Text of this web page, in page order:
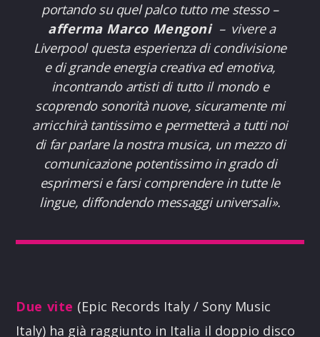
portando su quel palco tutto me stesso –
afferma Marco Mengoni – vivere a
Liverpool questa esperienza di condivisione
e di grande energia creativa ed emotiva,
incontrando artisti di tutto il mondo e
scoprendo sonorità nuove, sicuramente mi
arricchirà tantissimo e permetterà a tutti noi
di far parlare la nostra musica, un mezzo di
comunicazione potentissimo in grado di
esprimersi e farsi comprendere in tutte le
lingue, diffondendo messaggi universali».
Due vite (Epic Records Italy / Sony Music
Italy) ha già raggiunto in Italia il doppio disco